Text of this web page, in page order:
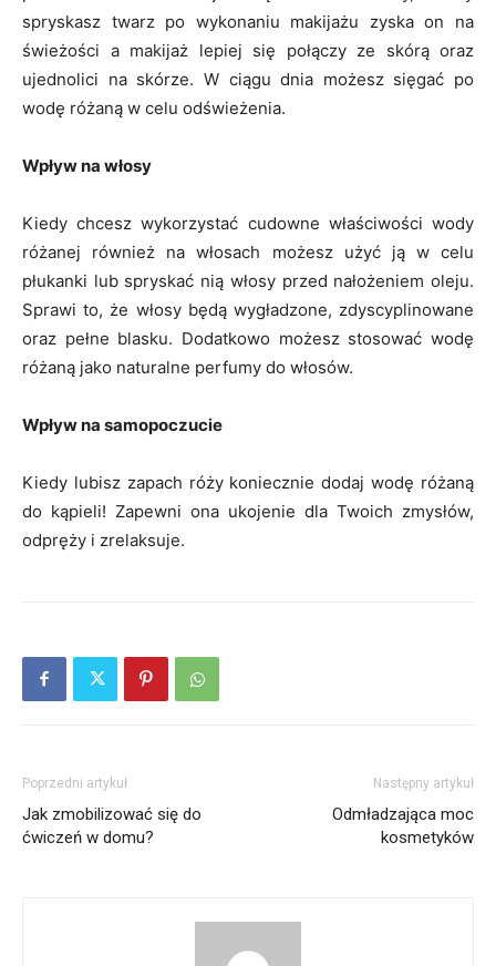
spryskasz twarz po wykonaniu makijażu zyska on na
świeżości a makijaż lepiej się połączy ze skórą oraz
ujednolici na skórze. W ciągu dnia możesz sięgać po
wodę różaną w celu odświeżenia.
Wpływ na włosy
Kiedy chcesz wykorzystać cudowne właściwości wody
różanej również na włosach możesz użyć ją w celu
płukanki lub spryskać nią włosy przed nałożeniem oleju.
Sprawi to, że włosy będą wygładzone, zdyscyplinowane
oraz pełne blasku. Dodatkowo możesz stosować wodę
różaną jako naturalne perfumy do włosów.
Wpływ na samopoczucie
Kiedy lubisz zapach róży koniecznie dodaj wodę różaną
do kąpieli! Zapewni ona ukojenie dla Twoich zmysłów,
odpręży i zrelaksuje.
Poprzedni artykuł
Jak zmobilizować się do
ćwiczeń w domu?
Następny artykuł
Odmładzająca moc
kosmetyków